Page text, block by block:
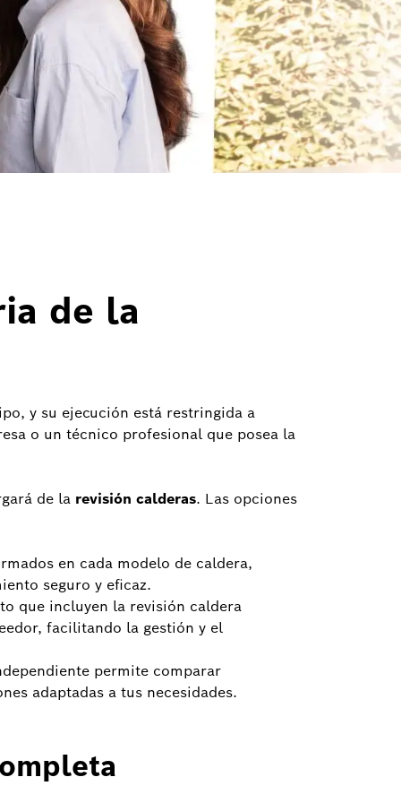
de la
y su ejecución está restringida a
o un técnico profesional que posea la
de la revisión calderas. Las opciones
en cada modelo de caldera,
seguro y eficaz.
que incluyen la revisión caldera
facilitando la gestión y el
permite comparar
adaptadas a tus necesidades.